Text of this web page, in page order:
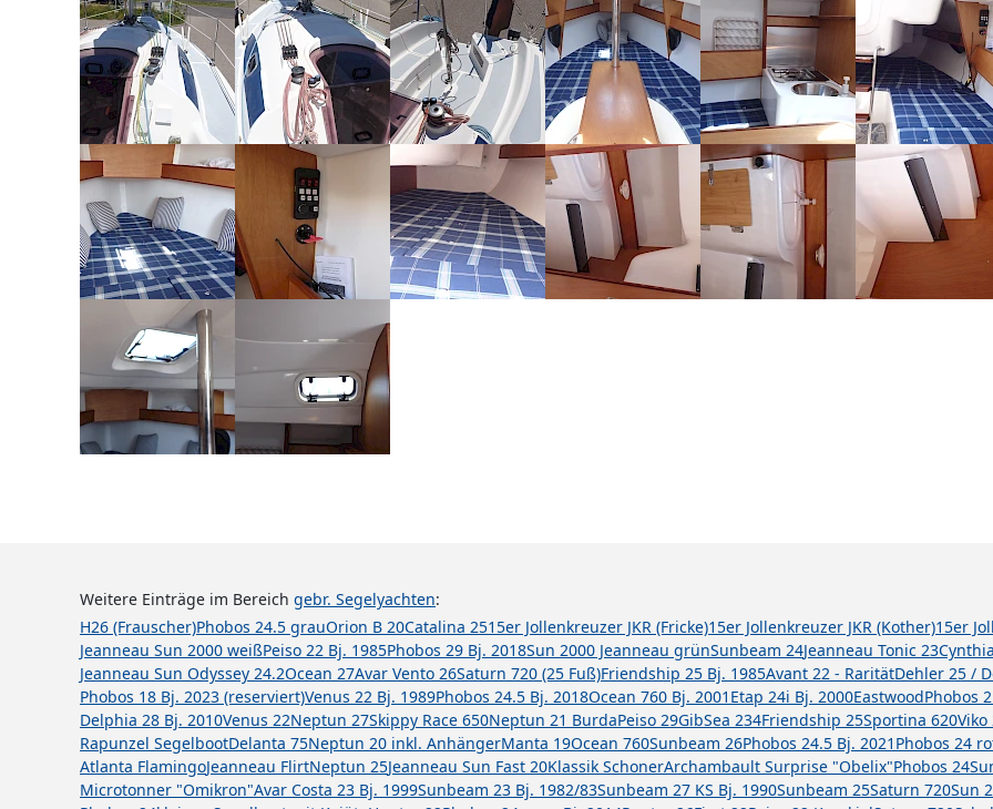
Weitere Einträge im Bereich gebr. Segelyachten:
H26 (Frauscher)Phobos 24.5 grauOrion B 20Catalina 2515er Jollenkreuzer JKR (Fricke)15er Jollenkreuzer JKR (Kother)15er
Jeanneau Sun 2000 weißPeiso 22 Bj. 1985Phobos 29 Bj. 2018Sun 2000 Jeanneau grünSunbeam 24Jeanneau Tonic 23
Jeanneau Sun Odyssey 24.2Ocean 27Avar Vento 26Saturn 720 (25 Fuß)Friendship 25 Bj. 1985Avant 22 - RaritätDehler 25 /
Phobos 18 Bj. 2023 (reserviert)Venus 22 Bj. 1989Phobos 24.5 Bj. 2018Ocean 760 Bj. 2001 Etap 24i Bj. 2000EastwoodPhobos
Delphia 28 Bj. 2010Venus 22Neptun 27Skippy Race 650Neptun 21 BurdaPeiso 29GibSea 234Friendship 25Sportina 620Viko
Rapunzel SegelbootDelanta 75Neptun 20 inkl. AnhängerManta 19Ocean 760Sunbeam 26Phobos 24.5 Bj. 2021 Phobos 24
Atlanta FlamingoJeanneau FlirtNeptun 25Jeanneau Sun Fast 20Klassik SchonerArchambault Surprise "Obelix"Phobos 24
Microtonner "Omikron"Avar Costa 23 Bj. 1999Sunbeam 23 Bj. 1982/83Sunbeam 27 KS Bj. 1990Sunbeam 25Saturn 720Sun